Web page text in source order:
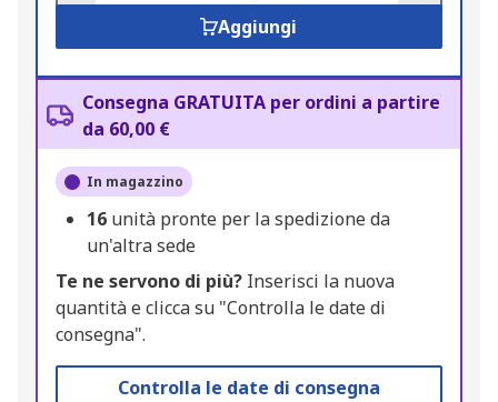
Aggiungi
Consegna GRATUITA per ordini a partire
da 60,00 €
In magazzino
16 unità pronte per la spedizione da
un'altra sede
Te ne servono di più? Inserisci la nuova
quantità e clicca su "Controlla le date di
consegna".
Controlla le date di consegna